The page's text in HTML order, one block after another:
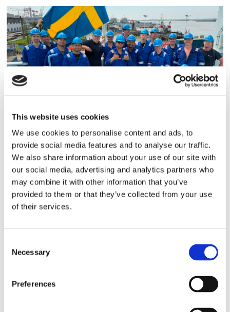
This website uses cookies
We use cookies to personalise content and ads, to
provide social media features and to analyse our traffic.
We also share information about your use of our site with
our social media, advertising and analytics partners who
may combine it with other information that you’ve
provided to them or that they’ve collected from your use
of their services.
Selection
Necessary
Preferences
Sirius tar leverans av
nybygge
Lars ”Lasse” Fransén